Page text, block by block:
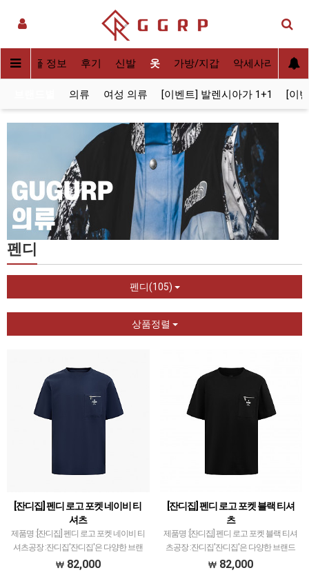
레플 정보 후기 신발 옷 가방/지갑 악세사리 시계
의류 여성 의류 [이벤트] 발렌시아가 1+1 [이
펜디
펜디(105)
상품정렬
[잔디집] 펜디 로고 포켓 네이비 티
셔츠
제품명 :[잔디집] 펜디 로고 포켓 네이비 티
셔츠공장 :잔디집'잔디집'은 다양한 브랜
드 의류 전문적으로 취급하고 있습니다.제
82,000
[잔디집] 펜디 로고 포켓 블랙 티셔
츠
제품명 :[잔디집] 펜디 로고 포켓 블랙 티셔
츠공장 :잔디집'잔디집'은 다양한 브랜드
의류 전문적으로 취급하고 있습니다.제품
82,000